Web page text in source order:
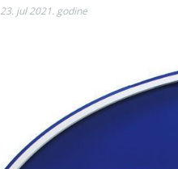
Zahtjev za izdavanje
23. jul 2021. godine